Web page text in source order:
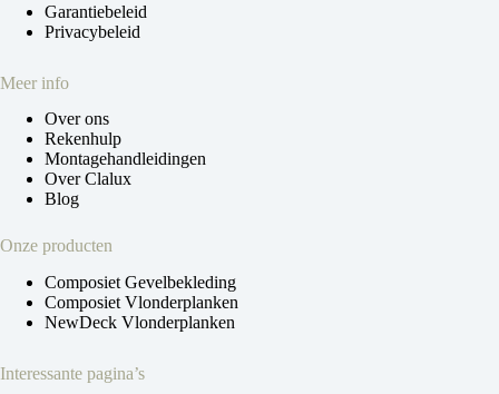
Garantiebeleid
Privacybeleid
Meer info
Over ons
Rekenhulp
Montagehandleidingen
Over Clalux
Blog
Onze producten
Composiet Gevelbekleding
Composiet Vlonderplanken
NewDeck Vlonderplanken
Interessante pagina’s